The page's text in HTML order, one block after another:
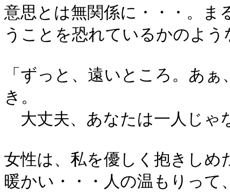
意思とは無関係に・・・。ま
うことを恐れているかのよう
「ずっと、遠いところ。あ
き。
大丈夫、あなたは一人じゃ
女性は、私を優しく抱きしめ
暖かい・・・人の温もりっ